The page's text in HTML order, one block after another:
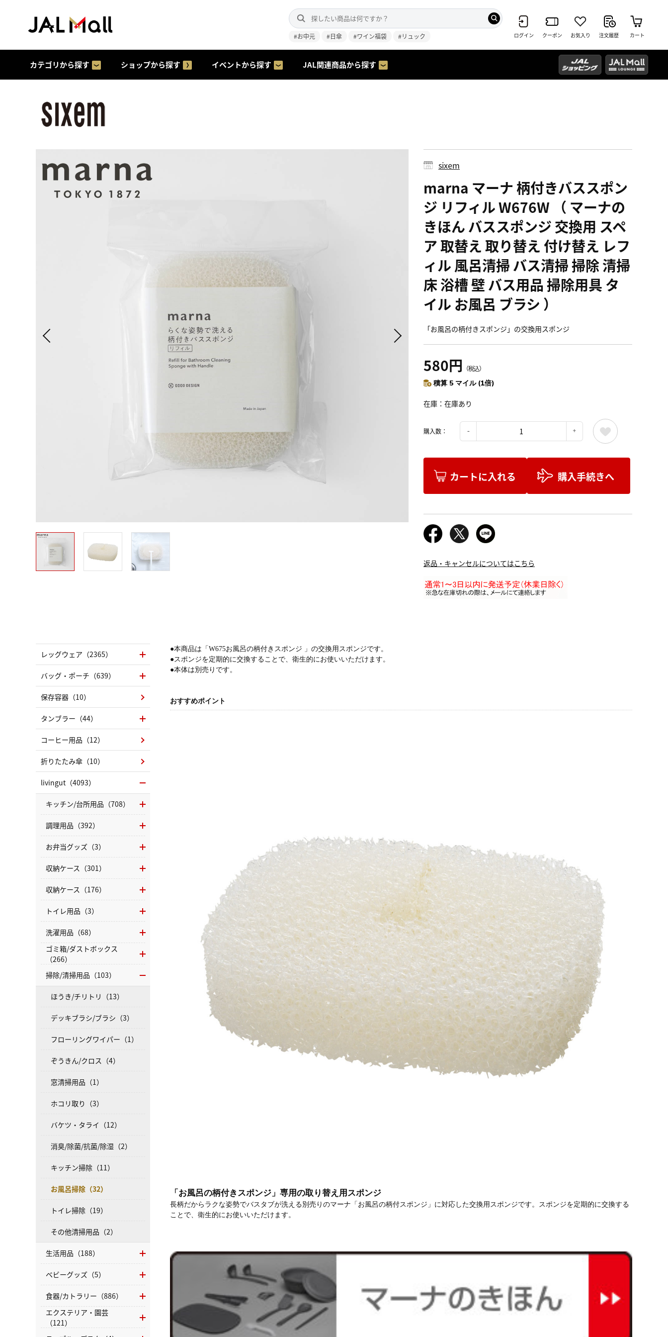
#お中元 #日傘 #ワイン福袋 #リュック ログイン クーポン お気入り 注文履歴 カート
カテゴリから探す ショップから探す イベントから探す JAL関連商品から探す
sixem
marna マーナ 柄付きバススポン
ジ リフィル W676W （ マーナの
きほん バススポンジ 交換用 スペ
ア 取替え 取り替え 付け替え レフ
ィル 風呂清掃 バス清掃 掃除 清掃
床 浴槽 壁 バス用品 掃除用具 タ
イル お風呂 ブラシ ）
「お風呂の柄付きスポンジ」の交換用スポンジ
580円 （税込）
積算 5 マイル (1倍)
在庫 在庫あり
購入数：
カートに入れる 購入手続きへ
返品・キャンセルについてはこちら
●本商品は「W675お風呂の柄付きスポンジ 」の交換用スポンジです。
●スポンジを定期的に交換することで、衛生的にお使いいただけます。
●本体は別売りです。
おすすめポイント
「お風呂の柄付きスポンジ」専用の取り替え用スポンジ
長柄だからラクな姿勢でバスタブが洗える別売りのマーナ「お風呂の柄付スポンジ」に対応した交換用スポンジです。スポンジを定期的に交換する
ことで、衛生的にお使いいただけます。
レッグウェア（2365）
バッグ・ポーチ（639）
保存容器（10）
タンブラー（44）
コーヒー用品（12）
折りたたみ傘（10）
livingut（4093）
キッチン/台所用品（708）
調理用品（392）
お弁当グッズ（3）
収納ケース（301）
収納ケース（176）
トイレ用品（3）
洗濯用品（68）
ゴミ箱/ダストボックス
（266）
掃除/清掃用品（103）
ほうき/チリトリ（13）
デッキブラシ/ブラシ（3）
フローリングワイパー（1）
ぞうきん/クロス（4）
窓清掃用品（1）
ホコリ取り（3）
バケツ・タライ（12）
消臭/除菌/抗菌/除湿（2）
キッチン掃除（11）
お風呂掃除（32）
トイレ掃除（19）
その他清掃用品（2）
生活用品（188）
ベビーグッズ（5）
食器/カトラリー（886）
エクステリア・園芸
（121）